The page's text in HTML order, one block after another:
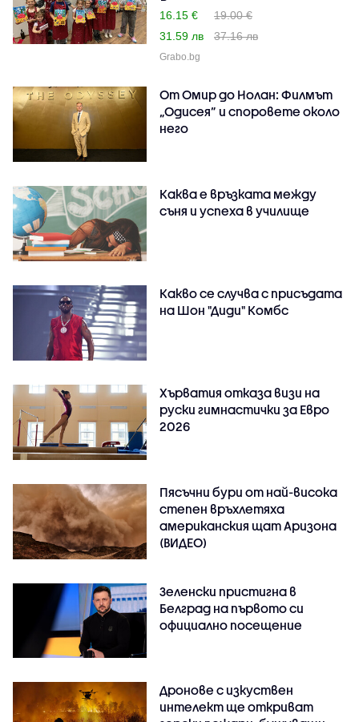
16.15 €
19.00 €
31.59 лв
37.16 лв
Grabo.bg
От Омир до Нолан: Филмът
„Одисея” и споровете около
него
Каква е връзката между
съня и успеха в училище
Какво се случва с присъдата
на Шон "Диди" Комбс
Хърватия отказа визи на
руски гимнастички за Евро
2026
Пясъчни бури от най-висока
степен връхлетяха
американския щат Аризона
(ВИДЕО)
Зеленски пристигна в
Белград на първото си
официално посещение
Дронове с изкуствен
интелект ще откриват